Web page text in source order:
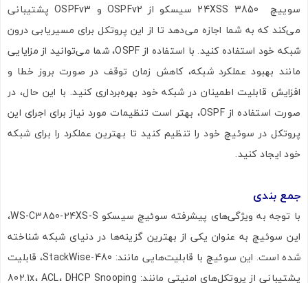
سوییچ 3850 24XSS سیسکو از OSPFv2 و OSPFv3 پشتیبانی
می‌کند که به شما اجازه می‌دهد تا از این پروتکل برای مسیریابی درون
شبکه خود استفاده کنید. با استفاده از OSPF، شما می‌توانید از مزایایی
مانند بهبود عملکرد شبکه، کاهش زمان توقف در صورت بروز خطا و
افزایش قابلیت اطمینان در شبکه خود بهره‌برداری کنید. با این حال، در
صورت استفاده از OSPF، بهتر است تنظیمات مورد نیاز برای اجرای این
پروتکل در سوئیچ خود را تنظیم کنید تا بهترین عملکرد را برای شبکه
خود ایجاد کنید.
جمع بندی
با توجه به ویژگی‌های پیشرفته سوئیچ سیسکو WS-C3850-24XS-S،
این سوئیچ به عنوان یکی از بهترین گزینه‌ها در دنیای شبکه شناخته
شده است. این سوئیچ با قابلیت‌هایی مانند: StackWise-480، قابلیت
پشتیبانی از پروتکل‌های امنیتی مانند: 802.1x، ACL، DHCP Snooping